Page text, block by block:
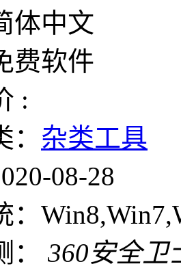
体中文
费软件
:
杂类工具
08-28
360安全卫